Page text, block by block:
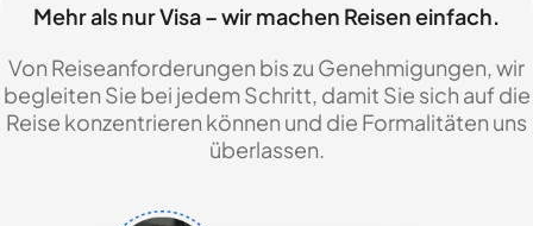
Mehr als nur Visa – wir machen Reisen einfach.
Von Reiseanforderungen bis zu Genehmigungen, wir
begleiten Sie bei jedem Schritt, damit Sie sich auf die
Reise konzentrieren können und die Formalitäten uns
überlassen.